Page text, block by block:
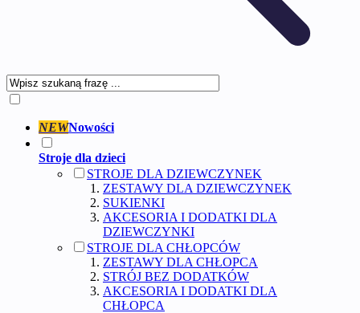
NEWNowości
Stroje dla dzieci
STROJE DLA DZIEWCZYNEK
ZESTAWY DLA DZIEWCZYNEK
SUKIENKI
AKCESORIA I DODATKI DLA
DZIEWCZYNKI
STROJE DLA CHŁOPCÓW
ZESTAWY DLA CHŁOPCA
STRÓJ BEZ DODATKÓW
AKCESORIA I DODATKI DLA
CHŁOPCA